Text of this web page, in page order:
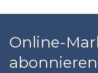
Online-
abonnieren